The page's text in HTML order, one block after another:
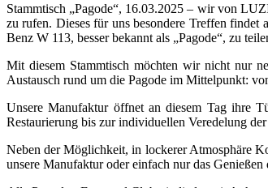
Stammtisch „Pagode“, 16.03.2025 – wir von
zu rufen. Dieses für uns besondere Treffen findet
Benz W 113, besser bekannt als „Pagode“, zu
Mit diesem Stammtisch möchten wir nicht nur
Austausch rund um die Pagode im Mittelpunkt:
Unsere Manufaktur öffnet an diesem Tag ihre
Restaurierung bis zur individuellen Veredelung
Neben der Möglichkeit, in lockerer Atmosphäre
unsere Manufaktur oder einfach nur das